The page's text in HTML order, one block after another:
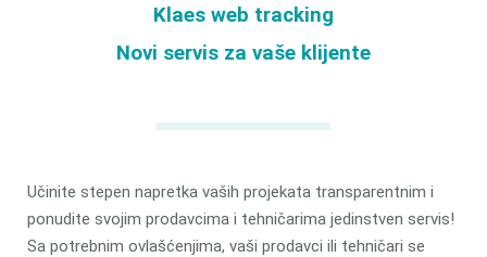
Klaes web tracking
Novi servis za vaše klijente
Učinite stepen napretka vaših projekata transparentnim i
ponudite svojim prodavcima i tehničarima jedinstven servis!
Sa potrebnim ovlašćenjima, vaši prodavci ili tehničari se